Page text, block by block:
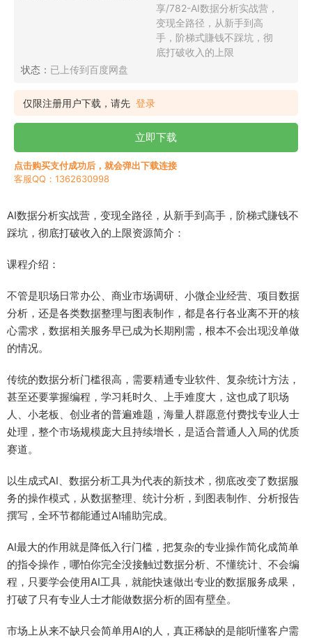
享/782-AI数据分析实战营，
变现全路径，从新手到高
手，阶梯式賺钱不踩坑，彻
底打破收入的上限
状态： 已上传到百度网盘
仅限注册用户下载，请先 登录
立即下载
点击购买支付成功后，就会弹出下载连接
客服QQ：1362630998
AI数据分析实战营，变现全路径，从新手到高手，阶梯式賺钱不
踩坑，彻底打破收入的上限资源简介：
课程介绍：
不管是职场日常办公、商业市场调研、小微企业经营、项目数据
分析，还是各类数据整理与图表制作，都是各行各业离不开的核
心需求，数据相关服务早已成为长期刚需，根本不会出现没单做
的情况。
传统的数据分析门槛很高，需要精通专业软件、复杂统计方法，
甚至还要掌握编程，学习耗时久、上手难度大，这也成了职场
人、小老板、创业者的普遍难题，海量人群愿意付费找专业人士
处理，整个市场规模庞大且持续增长，是适合普通人入局的优质
赛道。
以生成式AI、数据分析工具为代表的新技术，彻底改变了数据服
务的操作模式，从数据整理、统计分析，到图表制作、分析报告
撰写，全环节都能通过AI辅助完成。
AI最大的作用就是降低入行门槛，把复杂的专业操作简化成简单
的指令操作，哪怕你完全没接触过数据分析、不懂统计、不会编
程，只要学会使用AI工具，就能快速做出专业的数据服务成果，
打破了只有专业人士才能做数据分析的固有壁垒。
市场上从来不缺只会简单用AI的人，真正稀缺的是能听懂客户需